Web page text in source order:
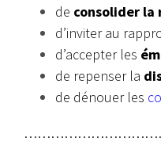
de consolider
d’inviter au
d’accepter les
de repenser la
de dénouer les